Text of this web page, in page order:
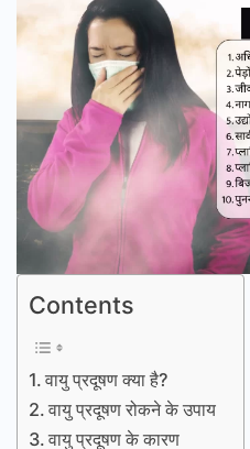
Contents
वायु प्रदूषण क्या है?
वायु प्रदूषण रोकने के उपाय
वायु प्रदूषण के कारण